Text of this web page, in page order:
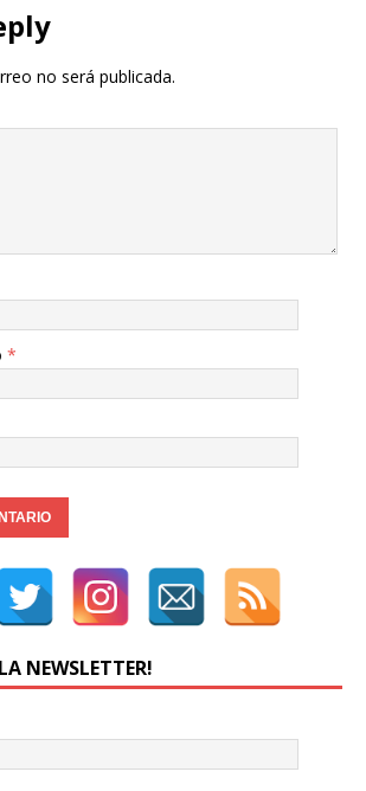
no será publicada.
*
NEWSLETTER!